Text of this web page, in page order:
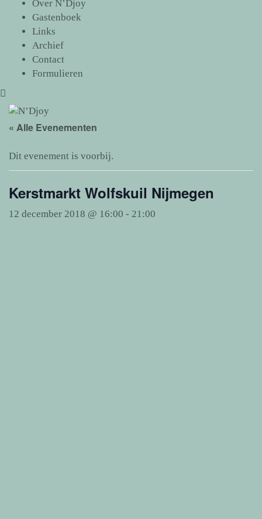
Over N’Djoy
Gastenboek
Links
Archief
Contact
Formulieren
« Alle Evenementen
Dit evenement is voorbij.
Kerstmarkt Wolfskuil Nijmegen
12 december 2018 @ 16:00 - 21:00